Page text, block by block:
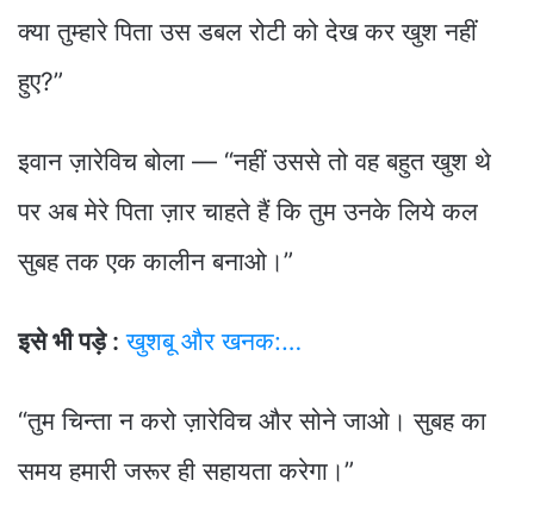
क्या तुम्हारे पिता उस डबल रोटी को देख कर खुश नहीं
हुए?”
इवान ज़ारेविच बोला — “नहीं उससे तो वह बहुत खुश थे
पर अब मेरे पिता ज़ार चाहते हैं कि तुम उनके लिये कल
सुबह तक एक कालीन बनाओ।”
इसे भी पड़े : खुशबू और खनक:…
“तुम चिन्ता न करो ज़ारेविच और सोने जाओ। सुबह का
समय हमारी जरूर ही सहायता करेगा।”